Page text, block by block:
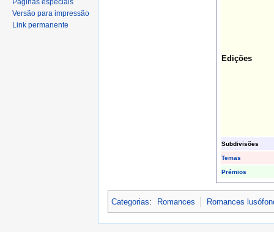
Edições
Subdivisões
Temas
Prémios
Categorias: Romances Romances
Páginas especiais
Versão para impressão
Link permanente